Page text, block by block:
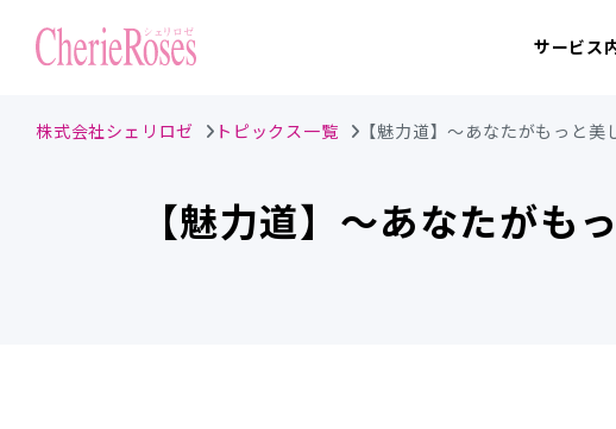
サービス
株式会社シェリロゼ トピックス一覧 【魅力道】～あなたがもっと
【魅力道】～あなたが